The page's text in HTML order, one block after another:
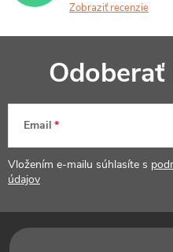
Zobraziť recenzie
p
ä
i
e
Email
Vložením e-mailu súhlasíte s
údajov